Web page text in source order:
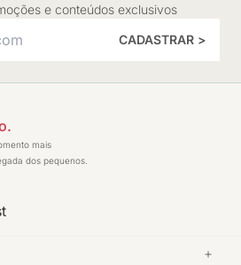
e conteúdos exclusivos
CADASTRAR >
mais
dos pequenos.